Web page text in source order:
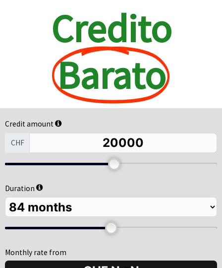
Credito
Barato
Credit amount
CHF
Duration
Monthly rate from